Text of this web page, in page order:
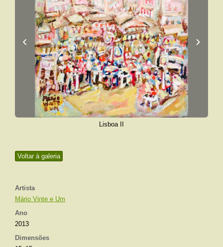
Voltar à galeria
Artista
Mário Vinte e Um
Ano
2013
Dimensões
‹ ›
Lisboa II